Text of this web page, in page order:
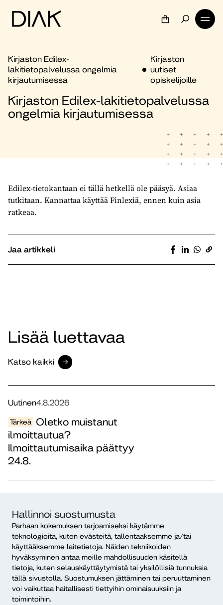
Hallinnoi suostumusta
Parhaan kokemuksen tarjoamiseksi käytämme
teknologioita, kuten evästeitä, tallentaaksemme ja/tai
käyttääksemme laitetietoja. Näiden tekniikoiden
hyväksyminen antaa meille mahdollisuuden käsitellä
tietoja, kuten selauskäyttäytymistä tai yksilöllisiä tunnuksia
tällä sivustolla. Suostumuksen jättäminen tai peruuttaminen
voi vaikuttaa haitallisesti tiettyihin ominaisuuksiin ja
toimintoihin.
Kirjaston Edilex-
lakitietopalvelussa ongelmia
kirjautumisessa
Kirjaston
uutiset
opiskelijoille
Kirjaston Edilex-lakitietopalvelussa
ongelmia kirjautumisessa
Edilex-tietokantaan ei tällä hetkellä ole pääsyä. Asiaa
tutkitaan. Kannattaa käyttää Finlexiä, ennen kuin asia
ratkeaa.
Jaa artikkeli
Lisää luettavaa
Katso kaikki
Uutinen4.8.2026
Tärkeä
Oletko muistanut
ilmoittautua?
Ilmoittautumisaika päättyy
24.8.
Sinustako ohjaaja
lastenkirkkoon?
Avoimet työ- ja harjoittelupaikat 6.8.2026
Hei kirkon kasvatuksen
ammattilainen! Etsimme